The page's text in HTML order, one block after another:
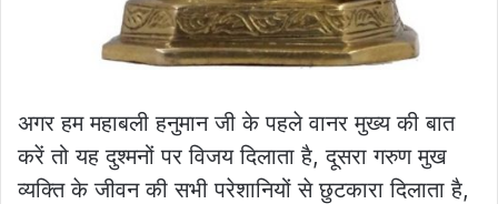
अगर हम महाबली हनुमान जी के पहले वानर मुख्य की बात
करें तो यह दुश्मनों पर विजय दिलाता है, दूसरा गरुण मुख
व्यक्ति के जीवन की सभी परेशानियों से छुटकारा दिलाता है,